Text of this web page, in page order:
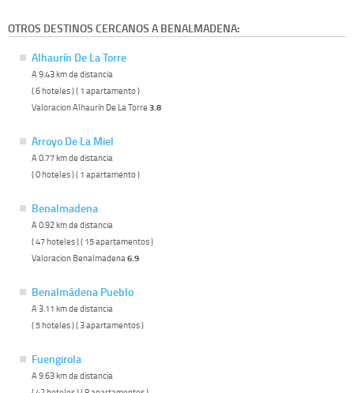
OTROS DESTINOS CERCANOS A BENALMADENA:
Alhaurín De La Torre
A 9.43 km de distancia
( 6 hoteles ) ( 1 apartamento )
Valoracion Alhaurín De La Torre 3.8
Arroyo De La Miel
A 0.77 km de distancia
( 0 hoteles ) ( 1 apartamento )
Benalmadena
A 0.92 km de distancia
( 47 hoteles ) ( 15 apartamentos )
Valoracion Benalmadena 6.9
Benalmádena Pueblo
A 3.11 km de distancia
( 5 hoteles ) ( 3 apartamentos )
Fuengirola
A 9.63 km de distancia